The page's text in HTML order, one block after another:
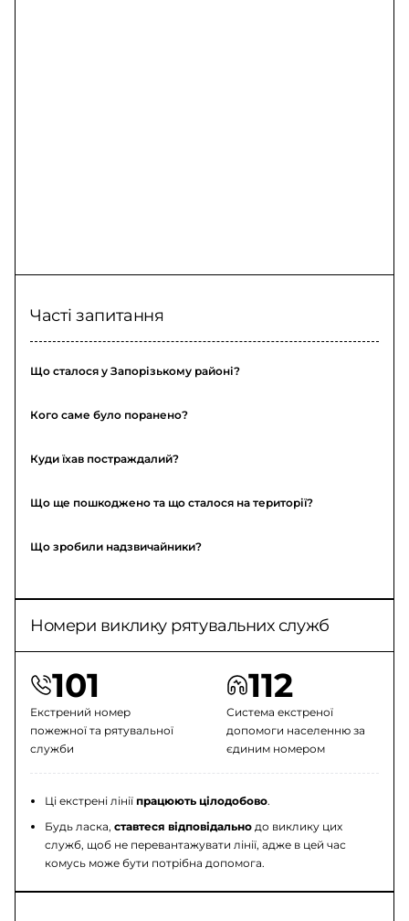
Часті запитання
Що сталося у Запорізькому районі?
Кого саме було поранено?
Куди їхав постраждалий?
Що ще пошкоджено та що сталося на території?
Що зробили надзвичайники?
Номери виклику рятувальних служб
101
Екстрений номер
пожежної та рятувальної
служби
112
Система екстреної
допомоги населенню за
єдиним номером
Ці екстрені лініїпрацюють цілодобово.
Будь ласка,ставтеся відповідально до виклику цих
служб, щоб не перевантажувати лінії, адже в цей час
комусь може бути потрібна допомога.